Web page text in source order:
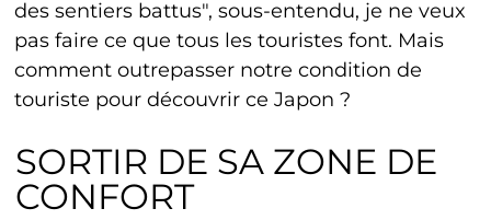
des sentiers battus", sous-entendu, je ne veux
pas faire ce que tous les touristes font. Mais
comment outrepasser notre condition de
touriste pour découvrir ce Japon ?
SORTIR DE SA ZONE DE
CONFORT